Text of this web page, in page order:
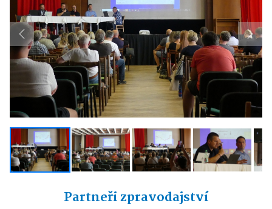
Previous Next
Partneři zpravodajství